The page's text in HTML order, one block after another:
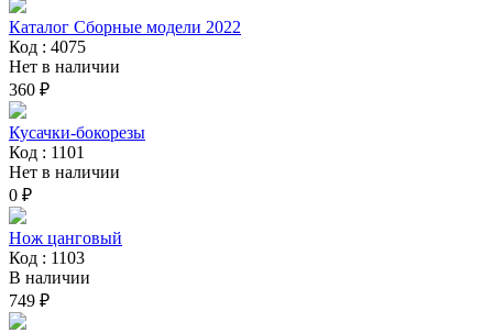
Каталог Сборные модели 2022
Код : 4075
Нет в наличии
360 ₽
Кусачки-бокорезы
Код : 1101
Нет в наличии
0 ₽
Нож цанговый
Код : 1103
В наличии
749 ₽